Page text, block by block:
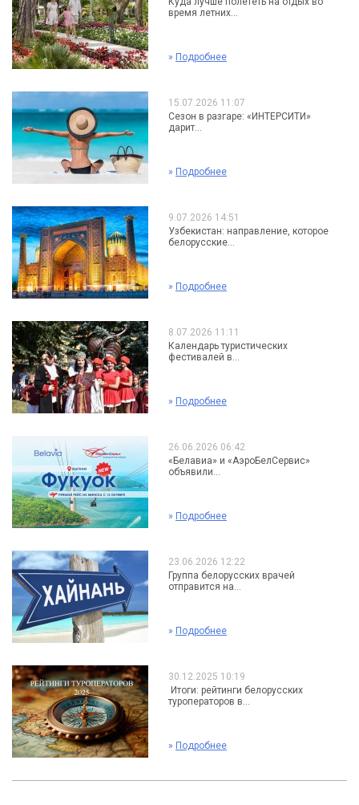
время летних...
» Подробнее
15.07.2026 11:07
Сезон в разгаре: «ИНТЕРСИТИ»
дарит...
» Подробнее
9.07.2026 14:51
Узбекистан: направление, которое
белорусские...
» Подробнее
8.07.2026 11:11
Календарь туристических
фестивалей в...
» Подробнее
26.06.2026 06:42
«Белавиа» и «АэроБелСервис»
объявили...
» Подробнее
23.06.2026 12:22
Группа белорусских врачей
отправится на...
» Подробнее
30.12.2025 10:19
Итоги: рейтинги белорусских
туроператоров в...
» Подробнее